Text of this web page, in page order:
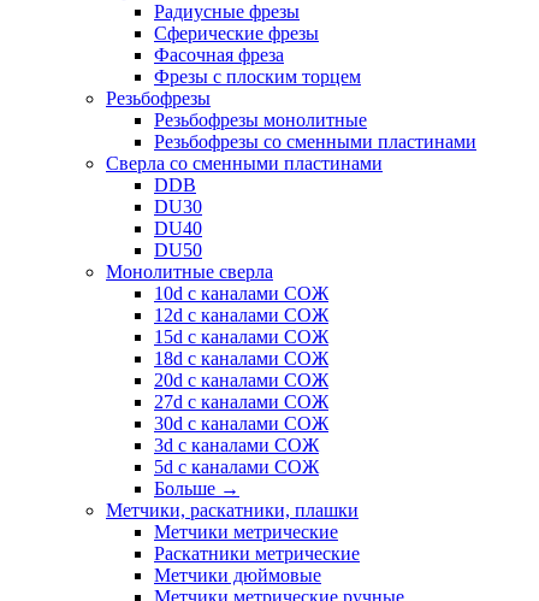
Радиусные фрезы
Сферические фрезы
Фасочная фреза
Фрезы с плоским торцем
Резьбофрезы
Резьбофрезы монолитные
Резьбофрезы со сменными пластинами
Сверла со сменными пластинами
DDB
DU30
DU40
DU50
Монолитные сверла
10d с каналами СОЖ
12d с каналами СОЖ
15d с каналами СОЖ
18d с каналами СОЖ
20d с каналами СОЖ
27d с каналами СОЖ
30d с каналами СОЖ
3d с каналами СОЖ
5d с каналами СОЖ
Больше →
Метчики, раскатники, плашки
Метчики метрические
Раскатники метрические
Метчики дюймовые
Метчики метрические ручные